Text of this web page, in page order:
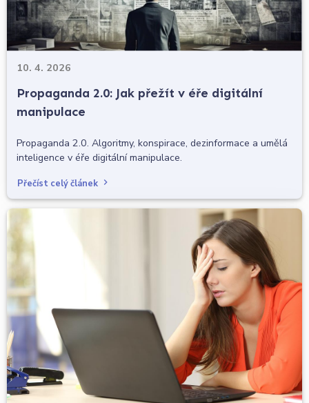
10. 4. 2026
Propaganda 2.0: Jak přežít v éře digitální
manipulace
Propaganda 2.0. Algoritmy, konspirace, dezinformace a umělá
inteligence v éře digitální manipulace.
Přečíst celý článek